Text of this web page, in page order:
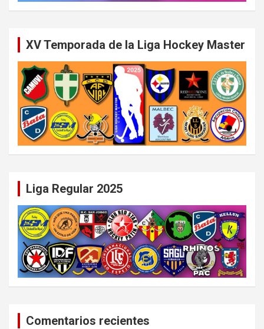
XV Temporada de la Liga Hockey Master
Liga Regular 2025
Comentarios recientes